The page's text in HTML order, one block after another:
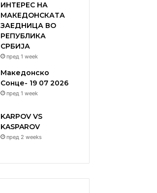
ИНТЕРЕС НА
МАКЕДОНСКАТА
ЗАЕДНИЦА ВО
РЕПУБЛИКА
СРБИЈА
пред 1 week
Македонско
Сонце- 19 07 2026
пред 1 week
KARPOV VS
KASPAROV
пред 2 weeks